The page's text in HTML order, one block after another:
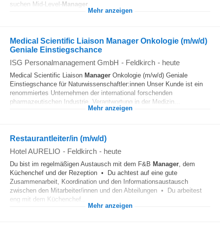
suchen Mid-Level-Manager
Mehr anzeigen
Medical Scientific Liaison Manager Onkologie (m/w/d)
Geniale Einstiegschance
ISG Personalmanagement GmbH - Feldkirch - heute
Medical Scientific Liaison Manager Onkologie (m/w/d) Geniale
Einstiegschance für Naturwissenschaftler:innen Unser Kunde ist ein
renommiertes Unternehmen der international forschenden
pharmazeutischen Industrie. Verantwortung in der Medizin...
Mehr anzeigen
Restaurantleiter/in (m/w/d)
Hotel AURELIO - Feldkirch - heute
Du bist im regelmäßigen Austausch mit dem F&B Manager, dem
Küchenchef und der Rezeption • Du achtest auf eine gute
Zusammenarbeit, Koordination und den Informationsaustausch
zwischen den Mitarbeiter/innen und den Abteilungen • Du arbeitest
eng mit dem Küchenchef...
Mehr anzeigen